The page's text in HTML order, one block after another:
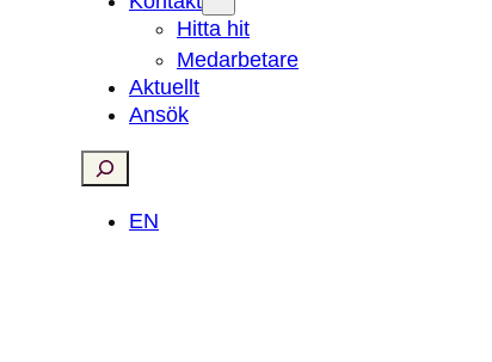
Hitta hit
Medarbetare
Aktuellt
Ansök
Search
EN